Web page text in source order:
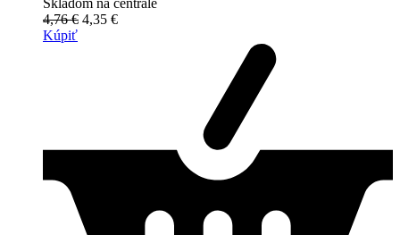
Skladom na centrále
4,76 € 4,35 €
Kúpiť